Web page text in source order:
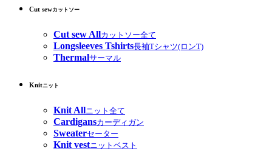
Cut sewカットソー
Cut sew Allカットソー全て
Longsleeves Tshirts長袖Tシャツ(ロンT)
Thermalサーマル
Knitニット
Knit Allニット全て
Cardigansカーディガン
Sweaterセーター
Knit vestニットベスト